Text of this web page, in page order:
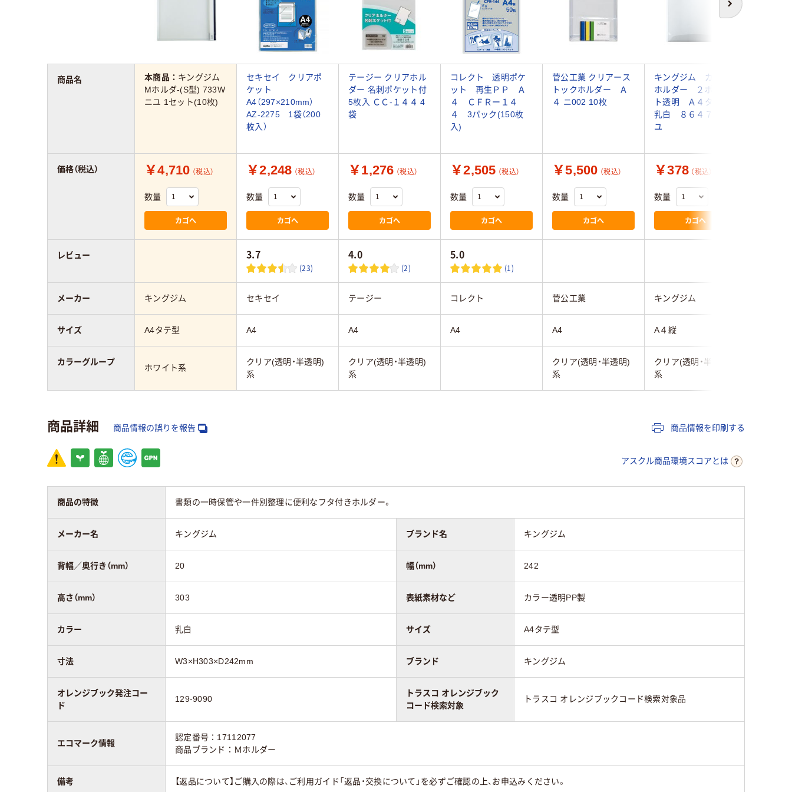
次へ
本商品： キングジム
Mホルダ-(S型) 733W
ニユ 1セット(10枚)
セキセイ クリアポ
ケット
A4（297×210mm）
AZ-2275 1袋（200
枚入）
テージー クリアホル
ダー 名刺ポケット付
5枚入 ＣＣ-１４４ 4
袋
コレクト 透明ポケ
ット 再生ＰＰ Ａ
４ ＣＦＲー１４
４ 3パック(150枚
入)
菅公工業 クリアース
トックホルダー Ａ
４ ニ002 10枚
キングジム カキコ
ホルダー ２ポケッ
ト透明 Ａ４タテ
乳白 ８６４７Ｔニ
ユ
￥4,710 （税込）
数量
カゴへ
￥2,248 （税込）
数量
カゴへ
￥1,276 （税込）
数量
カゴへ
￥2,505 （税込）
数量
カゴへ
￥5,500 （税込）
数量
カゴへ
￥378 （税込）
数量
カゴへ
3.7
(23)
4.0
(2)
5.0
(1)
キングジム セキセイ テージー コレクト 菅公工業 キングジム
A4タテ型 A4 A4 A4 A4 A４縦
ホワイト系
クリア(透明・半透明)
系
クリア(透明・半透明)
系
クリア(透明・半透明)
系
クリア(透明・半透明)
系
商品名
価格（税込）
レビュー
メーカー
サイズ
カラーグループ
商品詳細 商品情報の誤りを報告 商品情報を印刷する
アスクル商品環境スコアとは
商品の特徴 書類の一時保管や一件別整理に便利なフタ付きホルダー。
メーカー名 キングジム ブランド名 キングジム
背幅／奥行き（mm） 20 幅（mm） 242
高さ（mm） 303 表紙素材など カラー透明PP製
カラー 乳白 サイズ A4タテ型
寸法 W3×H303×D242mm ブランド キングジム
オレンジブック発注コー
ド
129-9090
トラスコ オレンジブック
コード検索対象
トラスコ オレンジブックコード検索対象品
エコマーク情報
認定番号：17112077
商品ブランド：Ｍホルダー
備考 【返品について】ご購入の際は、ご利用ガイド「返品・交換について」を必ずご確認の上、お申込みください。